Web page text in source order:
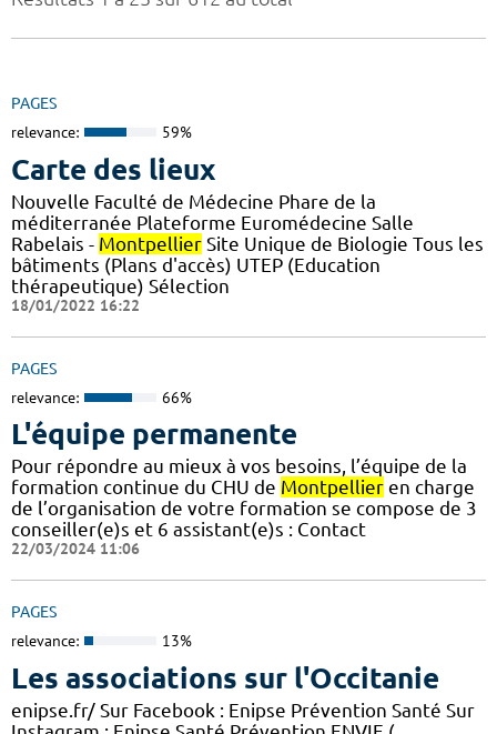
PAGES
relevance: 59%
Carte des lieux
Nouvelle Faculté de Médecine Phare de la
méditerranée Plateforme Euromédecine Salle
Rabelais - Montpellier Site Unique de Biologie Tous les
bâtiments (Plans d'accès) UTEP (Education
thérapeutique) Sélection
18/01/2022 16:22
PAGES
relevance: 66%
L'équipe permanente
Pour répondre au mieux à vos besoins, l’équipe de la
formation continue du CHU de Montpellier en charge
de l’organisation de votre formation se compose de 3
conseiller(e)s et 6 assistant(e)s : Contact
22/03/2024 11:06
PAGES
relevance: 13%
Les associations sur l'Occitanie
enipse.fr/ Sur Facebook : Enipse Prévention Santé Sur